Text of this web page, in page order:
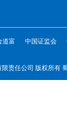
道富 中国证监会
责任公司 版权所有